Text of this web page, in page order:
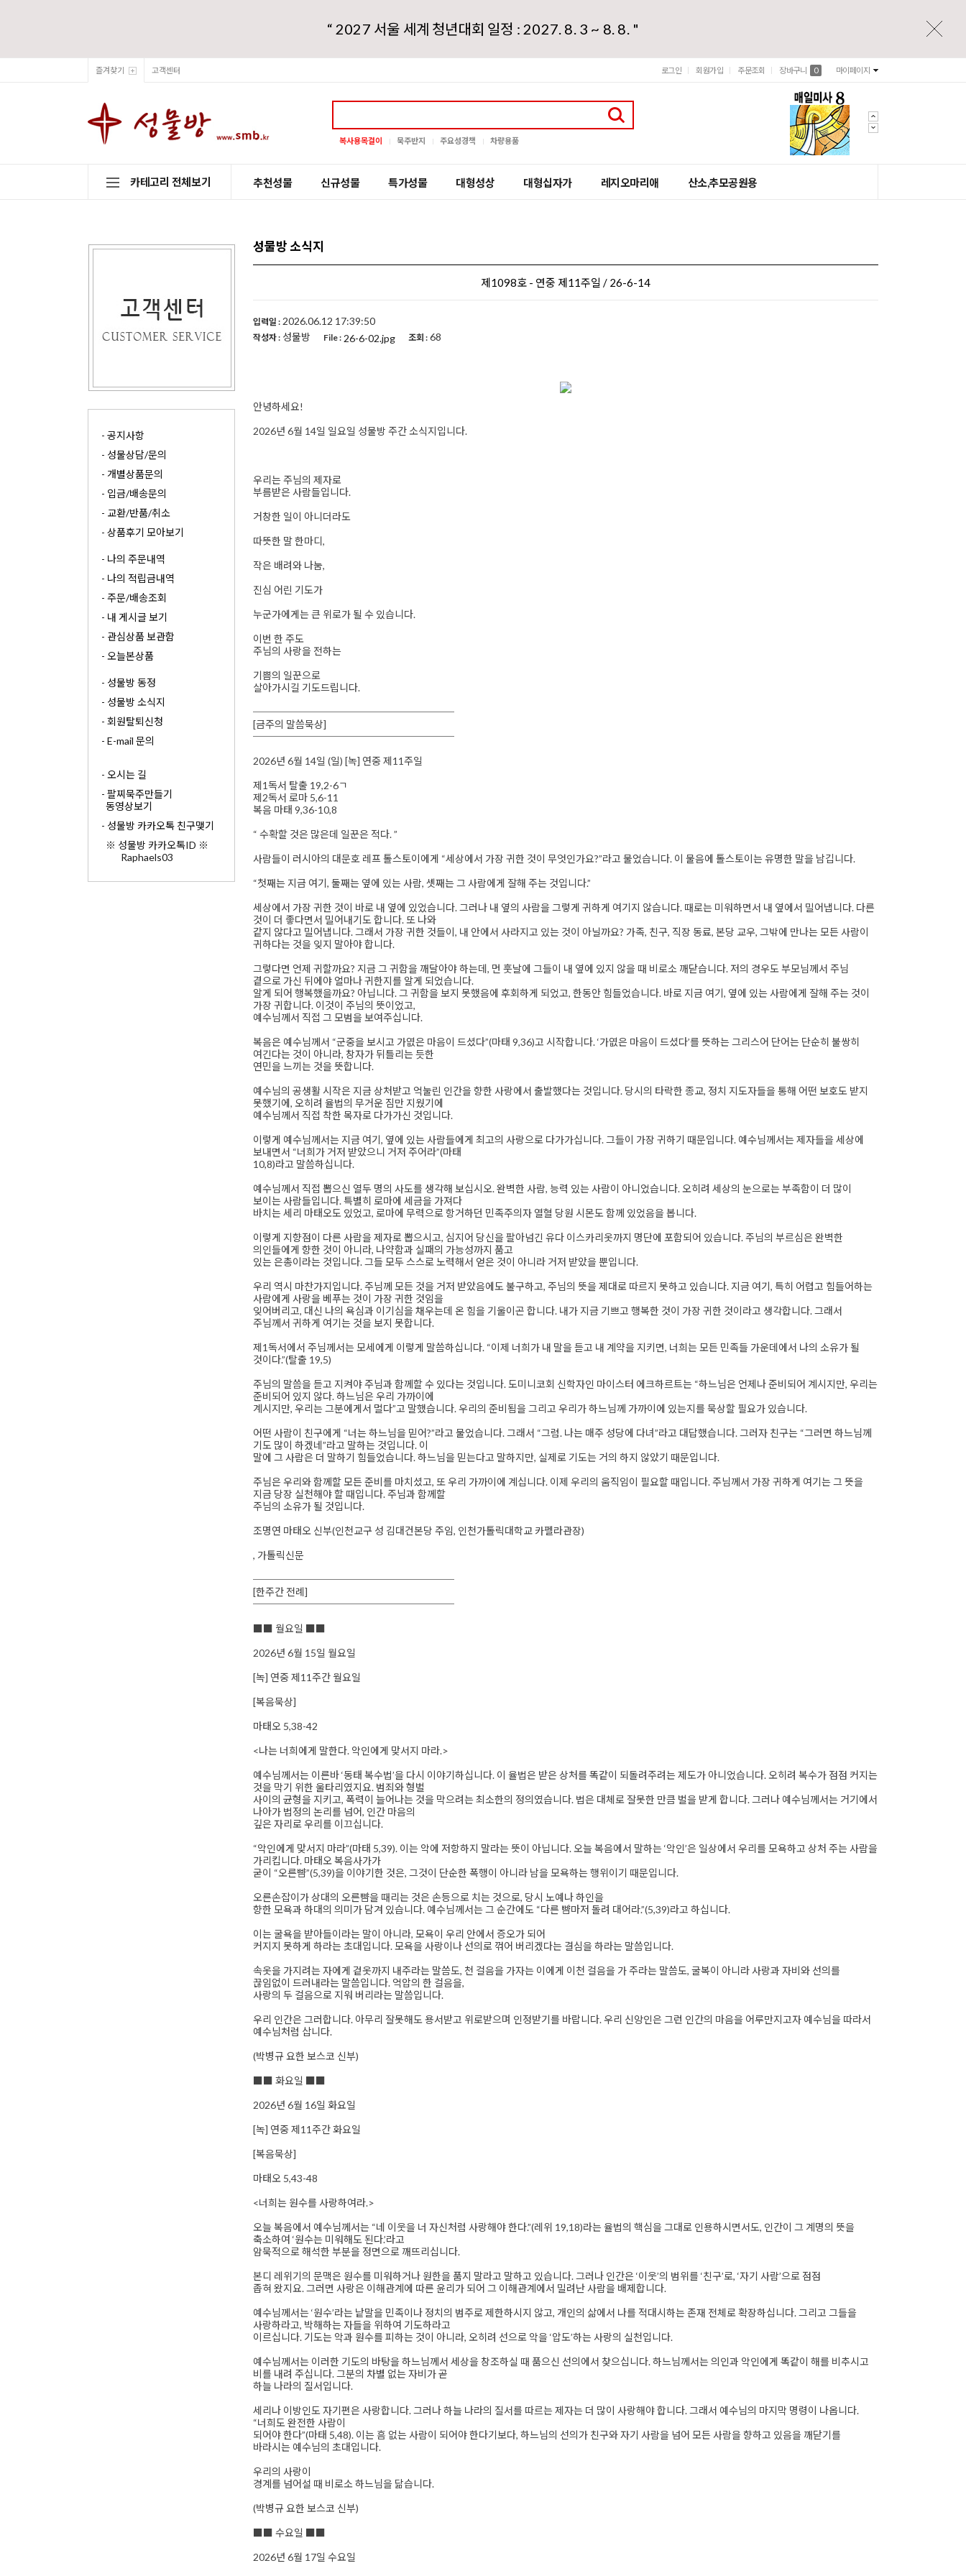
“ 2027 서울 세계 청년대회 일정 : 2027. 8. 3 ~ 8. 8. "
즐겨찾기 고객센터 로그인 회원가입 주문조회 장바구니 0 마이페이지
복사용목걸이 묵주반지 주요성경책 차량용품
카테고리 전체보기 추천성물 신규성물 특가성물 대형성상 대형십자가 레지오마리애 산소,추모공원용
- 공지사항
- 성물상담/문의
- 개별상품문의
- 입금/배송문의
- 교환/반품/취소
- 상품후기 모아보기
- 나의 주문내역
- 나의 적립금내역
- 주문/배송조회
- 내 게시글 보기
- 관심상품 보관함
- 오늘본상품
- 성물방 동정
- 성물방 소식지
- 회원탈퇴신청
- E-mail 문의
- 오시는 길
- 팔찌묵주만들기
동영상보기
- 성물방 카카오톡 친구맺기
※ 성물방 카카오톡ID ※
Raphaels03
성물방 소식지
제1098호 - 연중 제11주일 / 26-6-14
입력일 : 2026.06.12 17:39:50
작성자 : 성물방 File : 26-6-02.jpg 조회 : 68
안녕하세요!
2026년 6월 14일 일요일 성물방 주간 소식지입니다.
우리는 주님의 제자로
부름받은 사람들입니다.
거창한 일이 아니더라도
따뜻한 말 한마디,
작은 배려와 나눔,
진심 어린 기도가
누군가에게는 큰 위로가 될 수 있습니다.
이번 한 주도
주님의 사랑을 전하는
기쁨의 일꾼으로
살아가시길 기도드립니다.
────────────────────
[금주의 말씀묵상]
────────────────────
2026년 6월 14일 (일) [녹] 연중 제11주일
제1독서 탈출 19,2-6ㄱ
제2독서 로마 5,6-11
복음 마태 9,36-10,8
“ 수확할 것은 많은데 일꾼은 적다. ”
사람들이 러시아의 대문호 레프 톨스토이에게 “세상에서 가장 귀한 것이 무엇인가요?”라고 물었습니다. 이 물음에 톨스토이는 유명한 말을 남깁니다.
“첫째는 지금 여기, 둘째는 옆에 있는 사람, 셋째는 그 사람에게 잘해 주는 것입니다.”
세상에서 가장 귀한 것이 바로 내 옆에 있었습니다. 그러나 내 옆의 사람을 그렇게 귀하게 여기지 않습니다. 때로는 미워하면서 내 옆에서 밀어냅니다. 다른
것이 더 좋다면서 밀어내기도 합니다. 또 나와
같지 않다고 밀어냅니다. 그래서 가장 귀한 것들이, 내 안에서 사라지고 있는 것이 아닐까요? 가족, 친구, 직장 동료, 본당 교우, 그밖에 만나는 모든 사람이
귀하다는 것을 잊지 말아야 합니다.
그렇다면 언제 귀할까요? 지금 그 귀함을 깨달아야 하는데, 먼 훗날에 그들이 내 옆에 있지 않을 때 비로소 깨닫습니다. 저의 경우도 부모님께서 주님
곁으로 가신 뒤에야 얼마나 귀한지를 알게 되었습니다.
알게 되어 행복했을까요? 아닙니다. 그 귀함을 보지 못했음에 후회하게 되었고, 한동안 힘들었습니다. 바로 지금 여기, 옆에 있는 사람에게 잘해 주는 것이
가장 귀합니다. 이것이 주님의 뜻이었고,
예수님께서 직접 그 모범을 보여주십니다.
복음은 예수님께서 “군중을 보시고 가엾은 마음이 드셨다”(마태 9,36)고 시작합니다. ‘가엾은 마음이 드셨다’를 뜻하는 그리스어 단어는 단순히 불쌍히
여긴다는 것이 아니라, 창자가 뒤틀리는 듯한
연민을 느끼는 것을 뜻합니다.
예수님의 공생활 시작은 지금 상처받고 억눌린 인간을 향한 사랑에서 출발했다는 것입니다. 당시의 타락한 종교, 정치 지도자들을 통해 어떤 보호도 받지
못했기에, 오히려 율법의 무거운 짐만 지웠기에
예수님께서 직접 착한 목자로 다가가신 것입니다.
이렇게 예수님께서는 지금 여기, 옆에 있는 사람들에게 최고의 사랑으로 다가가십니다. 그들이 가장 귀하기 때문입니다. 예수님께서는 제자들을 세상에
보내면서 “너희가 거저 받았으니 거저 주어라”(마태
10,8)라고 말씀하십니다.
예수님께서 직접 뽑으신 열두 명의 사도를 생각해 보십시오. 완벽한 사람, 능력 있는 사람이 아니었습니다. 오히려 세상의 눈으로는 부족함이 더 많이
보이는 사람들입니다. 특별히 로마에 세금을 가져다
바치는 세리 마태오도 있었고, 로마에 무력으로 항거하던 민족주의자 열혈 당원 시몬도 함께 있었음을 봅니다.
이렇게 지향점이 다른 사람을 제자로 뽑으시고, 심지어 당신을 팔아넘긴 유다 이스카리옷까지 명단에 포함되어 있습니다. 주님의 부르심은 완벽한
의인들에게 향한 것이 아니라, 나약함과 실패의 가능성까지 품고
있는 은총이라는 것입니다. 그들 모두 스스로 노력해서 얻은 것이 아니라 거저 받았을 뿐입니다.
우리 역시 마찬가지입니다. 주님께 모든 것을 거저 받았음에도 불구하고, 주님의 뜻을 제대로 따르지 못하고 있습니다. 지금 여기, 특히 어렵고 힘들어하는
사람에게 사랑을 베푸는 것이 가장 귀한 것임을
잊어버리고, 대신 나의 욕심과 이기심을 채우는데 온 힘을 기울이곤 합니다. 내가 지금 기쁘고 행복한 것이 가장 귀한 것이라고 생각합니다. 그래서
주님께서 귀하게 여기는 것을 보지 못합니다.
제1독서에서 주님께서는 모세에게 이렇게 말씀하십니다. “이제 너희가 내 말을 듣고 내 계약을 지키면, 너희는 모든 민족들 가운데에서 나의 소유가 될
것이다.”(탈출 19,5)
주님의 말씀을 듣고 지켜야 주님과 함께할 수 있다는 것입니다. 도미니코회 신학자인 마이스터 에크하르트는 “하느님은 언제나 준비되어 계시지만, 우리는
준비되어 있지 않다. 하느님은 우리 가까이에
계시지만, 우리는 그분에게서 멀다”고 말했습니다. 우리의 준비됨을 그리고 우리가 하느님께 가까이에 있는지를 묵상할 필요가 있습니다.
어떤 사람이 친구에게 “너는 하느님을 믿어?”라고 물었습니다. 그래서 “그럼. 나는 매주 성당에 다녀”라고 대답했습니다. 그러자 친구는 “그러면 하느님께
기도 많이 하겠네”라고 말하는 것입니다. 이
말에 그 사람은 더 말하기 힘들었습니다. 하느님을 믿는다고 말하지만, 실제로 기도는 거의 하지 않았기 때문입니다.
주님은 우리와 함께할 모든 준비를 마치셨고, 또 우리 가까이에 계십니다. 이제 우리의 움직임이 필요할 때입니다. 주님께서 가장 귀하게 여기는 그 뜻을
지금 당장 실천해야 할 때입니다. 주님과 함께할
주님의 소유가 될 것입니다.
조명연 마태오 신부(인천교구 성 김대건본당 주임, 인천가톨릭대학교 카펠라관장)
, 가톨릭신문
────────────────────
[한주간 전례]
────────────────────
■■ 월요일 ■■
2026년 6월 15일 월요일
[녹] 연중 제11주간 월요일
[복음묵상]
마태오 5,38-42
<나는 너희에게 말한다. 악인에게 맞서지 마라.>
예수님께서는 이른바 ‘동태 복수법’을 다시 이야기하십니다. 이 율법은 받은 상처를 똑같이 되돌려주려는 제도가 아니었습니다. 오히려 복수가 점점 커지는
것을 막기 위한 울타리였지요. 범죄와 형벌
사이의 균형을 지키고, 폭력이 늘어나는 것을 막으려는 최소한의 정의였습니다. 법은 대체로 잘못한 만큼 벌을 받게 합니다. 그러나 예수님께서는 거기에서
나아가 법정의 논리를 넘어, 인간 마음의
깊은 자리로 우리를 이끄십니다.
“악인에게 맞서지 마라”(마태 5,39). 이는 악에 저항하지 말라는 뜻이 아닙니다. 오늘 복음에서 말하는 ‘악인’은 일상에서 우리를 모욕하고 상처 주는 사람을
가리킵니다. 마태오 복음사가가
굳이 “오른뺨”(5,39)을 이야기한 것은, 그것이 단순한 폭행이 아니라 남을 모욕하는 행위이기 때문입니다.
오른손잡이가 상대의 오른뺨을 때리는 것은 손등으로 치는 것으로, 당시 노예나 하인을
향한 모욕과 하대의 의미가 담겨 있습니다. 예수님께서는 그 순간에도 “다른 뺨마저 돌려 대어라.”(5,39)라고 하십니다.
이는 굴욕을 받아들이라는 말이 아니라, 모욕이 우리 안에서 증오가 되어
커지지 못하게 하라는 초대입니다. 모욕을 사랑이나 선의로 꺾어 버리겠다는 결심을 하라는 말씀입니다.
속옷을 가지려는 자에게 겉옷까지 내주라는 말씀도, 천 걸음을 가자는 이에게 이천 걸음을 가 주라는 말씀도, 굴복이 아니라 사랑과 자비와 선의를
끊임없이 드러내라는 말씀입니다. 억압의 한 걸음을,
사랑의 두 걸음으로 지워 버리라는 말씀입니다.
우리 인간은 그러합니다. 아무리 잘못해도 용서받고 위로받으며 인정받기를 바랍니다. 우리 신앙인은 그런 인간의 마음을 어루만지고자 예수님을 따라서
예수님처럼 삽니다.
(박병규 요한 보스코 신부)
■■ 화요일 ■■
2026년 6월 16일 화요일
[녹] 연중 제11주간 화요일
[복음묵상]
마태오 5,43-48
<너희는 원수를 사랑하여라.>
오늘 복음에서 예수님께서는 “네 이웃을 너 자신처럼 사랑해야 한다.”(레위 19,18)라는 율법의 핵심을 그대로 인용하시면서도, 인간이 그 계명의 뜻을
축소하여 ‘원수는 미워해도 된다.’라고
암묵적으로 해석한 부분을 정면으로 깨뜨리십니다.
본디 레위기의 문맥은 원수를 미워하거나 원한을 품지 말라고 말하고 있습니다. 그러나 인간은 ‘이웃’의 범위를 ‘친구’로, ‘자기 사람’으로 점점
좁혀 왔지요. 그러면 사랑은 이해관계에 따른 윤리가 되어 그 이해관계에서 밀려난 사람을 배제합니다.
예수님께서는 ‘원수’라는 낱말을 민족이나 정치의 범주로 제한하시지 않고, 개인의 삶에서 나를 적대시하는 존재 전체로 확장하십니다. 그리고 그들을
사랑하라고, 박해하는 자들을 위하여 기도하라고
이르십니다. 기도는 악과 원수를 피하는 것이 아니라, 오히려 선으로 악을 ‘압도’하는 사랑의 실천입니다.
예수님께서는 이러한 기도의 바탕을 하느님께서 세상을 창조하실 때 품으신 선의에서 찾으십니다. 하느님께서는 의인과 악인에게 똑같이 해를 비추시고
비를 내려 주십니다. 그분의 차별 없는 자비가 곧
하늘 나라의 질서입니다.
세리나 이방인도 자기편은 사랑합니다. 그러나 하늘 나라의 질서를 따르는 제자는 더 많이 사랑해야 합니다. 그래서 예수님의 마지막 명령이 나옵니다.
“너희도 완전한 사람이
되어야 한다”(마태 5,48). 이는 흠 없는 사람이 되어야 한다기보다, 하느님의 선의가 친구와 자기 사람을 넘어 모든 사람을 향하고 있음을 깨닫기를
바라시는 예수님의 초대입니다.
우리의 사랑이
경계를 넘어설 때 비로소 하느님을 닮습니다.
(박병규 요한 보스코 신부)
■■ 수요일 ■■
2026년 6월 17일 수요일